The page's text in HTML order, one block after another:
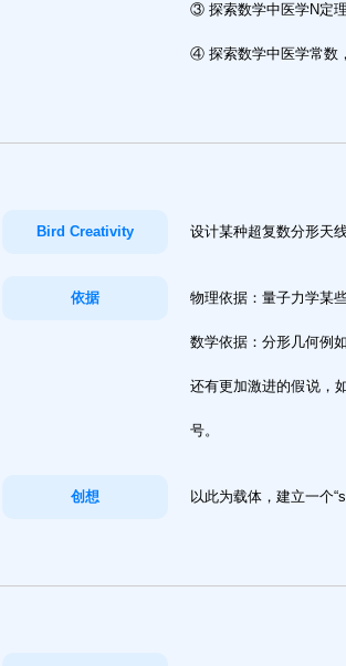
③ 探索数学中医学N定
④ 探索数学中医学常数
Bird Creativity 设计某种超复数分形天
依据 物理依据：量子力学某
数学依据：分形几何例
还有更加激进的假说，
号。
创想 以此为载体，建立一个